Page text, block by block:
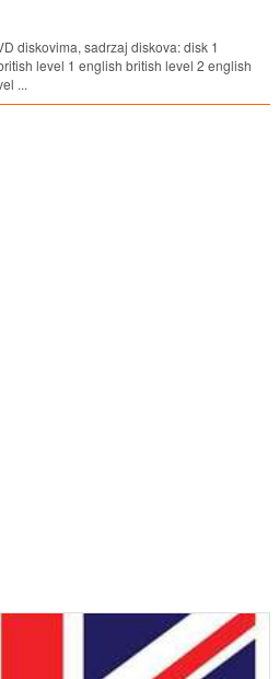
diskovima, sadrzaj diskova: disk 1
level 1 english british level 2 english
...